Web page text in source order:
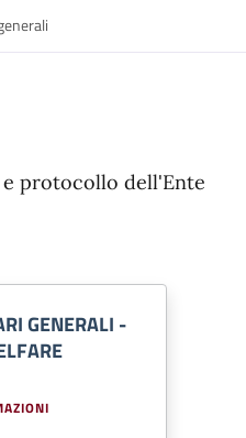
protocollo dell'Ente
GENERALI -